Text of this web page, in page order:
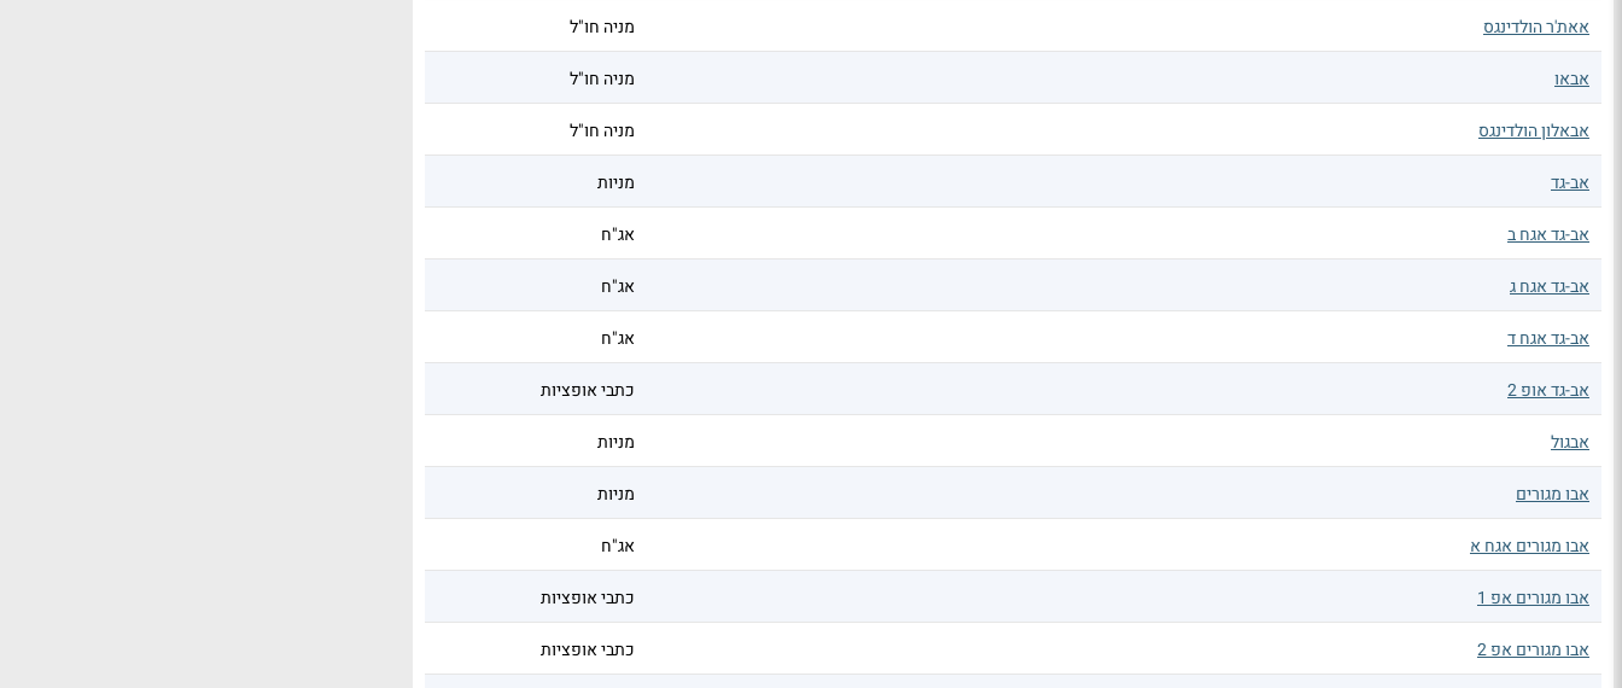
אאת'ר הולדינגס מניה חו"ל
אבאו מניה חו"ל
אבאלון הולדינגס מניה חו"ל
אב-גד מניות
אב-גד אגח ב אג"ח
אב-גד אגח ג אג"ח
אב-גד אגח ד אג"ח
אב-גד אופ 2 כתבי אופציות
אבגול מניות
אבו מגורים מניות
אבו מגורים אגח א אג"ח
אבו מגורים אפ 1 כתבי אופציות
אבו מגורים אפ 2 כתבי אופציות